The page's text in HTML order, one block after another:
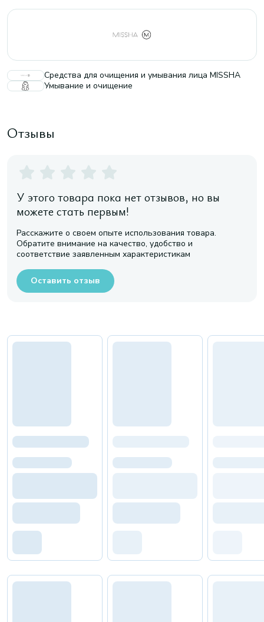
Средства для очищения и умывания лица MISSHA
Умывание и очищение
Отзывы
У этого товара пока нет отзывов, но вы
можете стать первым!
Расскажите о своем опыте использования товара.
Обратите внимание на качество, удобство и
соответствие заявленным характеристикам
Оставить отзыв